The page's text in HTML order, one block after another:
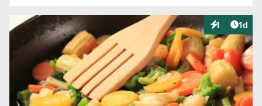
1
Interaktionen
1d